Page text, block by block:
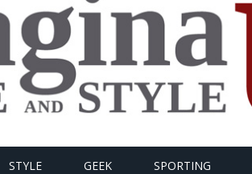
STYLE GEEK SPORTING